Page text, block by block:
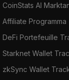
CoinStats AI
Affiliate Programma
DeFi Portefeuille
Starknet Wallet
zkSync Wallet